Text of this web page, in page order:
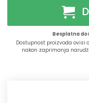
Besplatna
Dostupnost proizvoda ovisi
nakon zaprimanja